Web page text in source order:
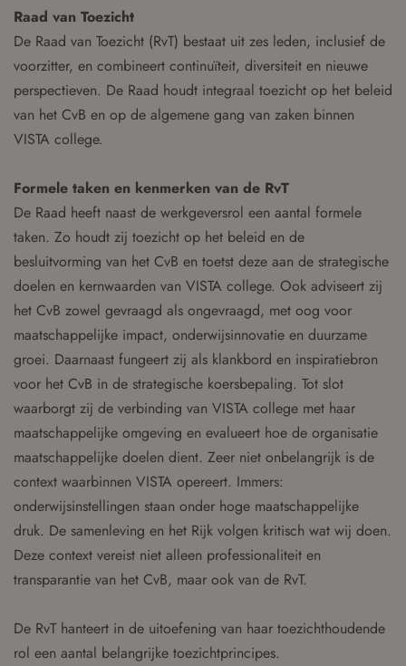
Raad van Toezicht
De Raad van Toezicht (RvT) bestaat uit zes leden, inclusief de
voorzitter, en combineert continuïteit, diversiteit en nieuwe
perspectieven. De Raad houdt integraal toezicht op het beleid
van het CvB en op de algemene gang van zaken binnen
VISTA college.
Formele taken en kenmerken van de RvT
De Raad heeft naast de werkgeversrol een aantal formele
taken. Zo houdt zij toezicht op het beleid en de
besluitvorming van het CvB en toetst deze aan de strategische
doelen en kernwaarden van VISTA college. Ook adviseert zij
het CvB zowel gevraagd als ongevraagd, met oog voor
maatschappelijke impact, onderwijsinnovatie en duurzame
groei. Daarnaast fungeert zij als klankbord en inspiratiebron
voor het CvB in de strategische koersbepaling. Tot slot
waarborgt zij de verbinding van VISTA college met haar
maatschappelijke omgeving en evalueert hoe de organisatie
maatschappelijke doelen dient. Zeer niet onbelangrijk is de
context waarbinnen VISTA opereert. Immers:
onderwijsinstellingen staan onder hoge maatschappelijke
druk. De samenleving en het Rijk volgen kritisch wat wij doen.
Deze context vereist niet alleen professionaliteit en
transparantie van het CvB, maar ook van de RvT.
De RvT hanteert in de uitoefening van haar toezichthoudende
rol een aantal belangrijke toezichtprincipes.